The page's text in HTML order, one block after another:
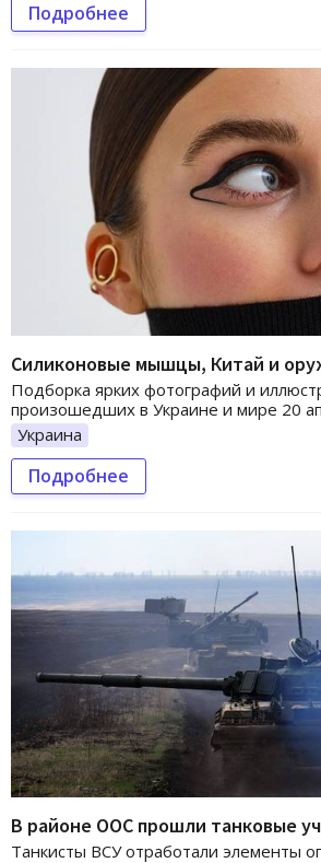
Подробнее
Силиконовые мышцы, Китай и
Подборка ярких фотографий и
произошедших в Украине и мире 20
Украина
Подробнее
В районе ООС прошли танковые
Танкисты ВСУ отработали элементы